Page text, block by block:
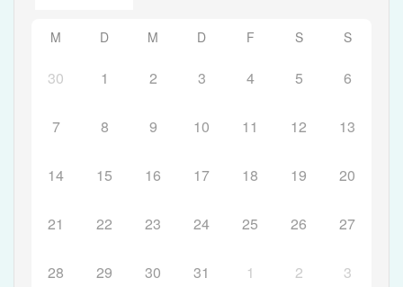
M D M D F S S
30 1 2 3 4 5 6
7 8 9 10 11 12 13
14 15 16 17 18 19 20
21 22 23 24 25 26 27
28 29 30 31 1 2 3